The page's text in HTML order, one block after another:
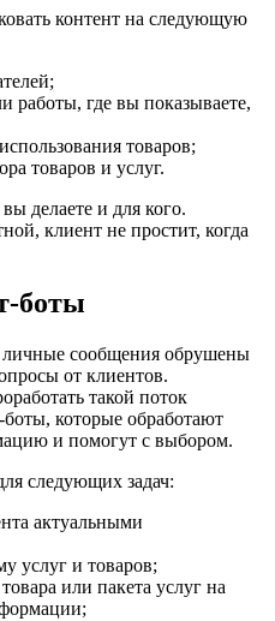
контент на следующую
работы, где вы показываете,
товаров;
товаров и услуг.
делаете и для кого.
клиент не простит, когда
боты
личные сообщения обрушены
от клиентов.
такой поток
которые обработают
и помогут с выбором.
следующих задач:
актуальными
услуг и товаров;
или пакета услуг на